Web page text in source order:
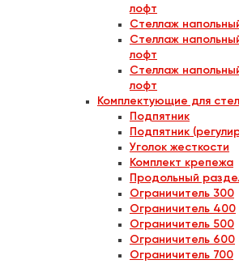
лофт
Стеллаж
Стеллаж
лофт
Стеллаж
лофт
Комплектующие для
Подпятник
Подпятник
Уголок жесткости
Комплект крепежа
Продольный
Ограничитель 300
Ограничитель 400
Ограничитель 500
Ограничитель 600
Ограничитель 700